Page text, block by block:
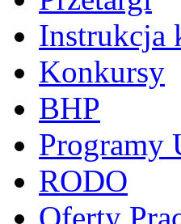
Instrukcja
Konkursy
BHP
Programy
RODO
Oferty